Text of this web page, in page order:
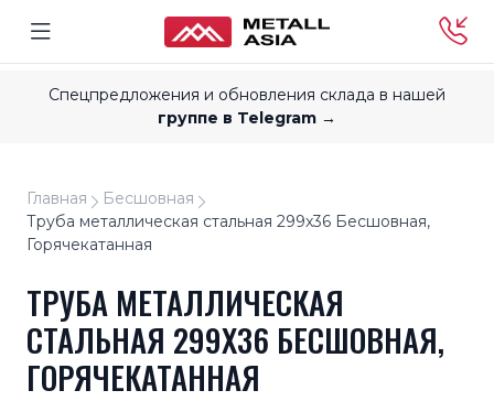
Спецпредложения и обновления склада в нашей
группе в Telegram →
Главная
Бесшовная
Труба металлическая стальная 299x36 Бесшовная,
Горячекатанная
ТРУБА МЕТАЛЛИЧЕСКАЯ
СТАЛЬНАЯ 299X36 БЕСШОВНАЯ,
ГОРЯЧЕКАТАННАЯ